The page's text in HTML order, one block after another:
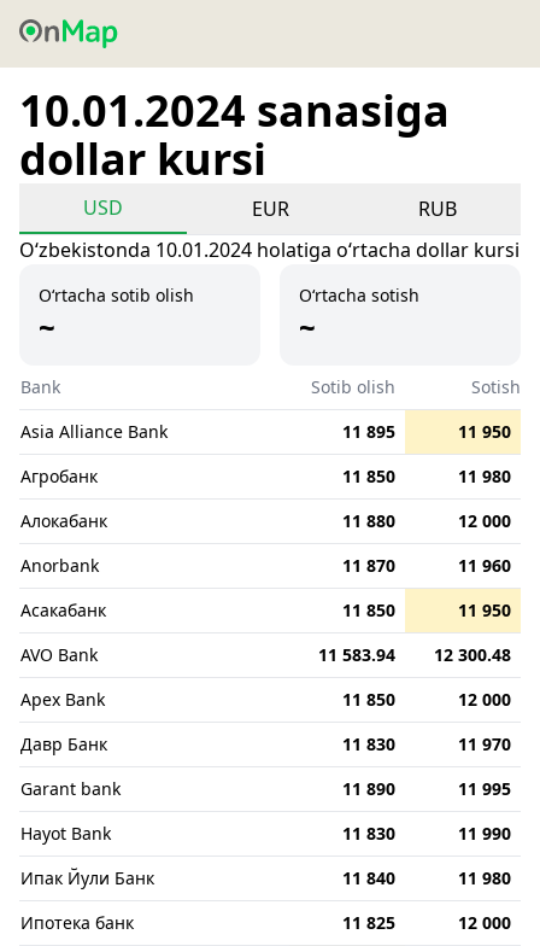
10.01.2024 sanasiga
dollar kursi
USD EUR
RUB
Oʻzbekistonda 10.01.2024 holatiga oʻrtacha dollar kursi
O‘rtacha sotib olish
~
O‘rtacha sotish
~
Bank Sotib olish
Sotish
Asia Alliance Bank
11 895
11 950
Агробанк
11 850
11 980
Алокабанк
11 880
12 000
Anorbank
11 870
11 960
Асакабанк
11 850
11 950
AVO Bank
11 583.94
12 300.48
Apex Bank
11 850
12 000
Давр Банк
11 830
11 970
Garant bank
11 890
11 995
Hayot Bank
11 830
11 990
Ипак Йули Банк
11 840
11 980
Ипотека банк
11 825
12 000